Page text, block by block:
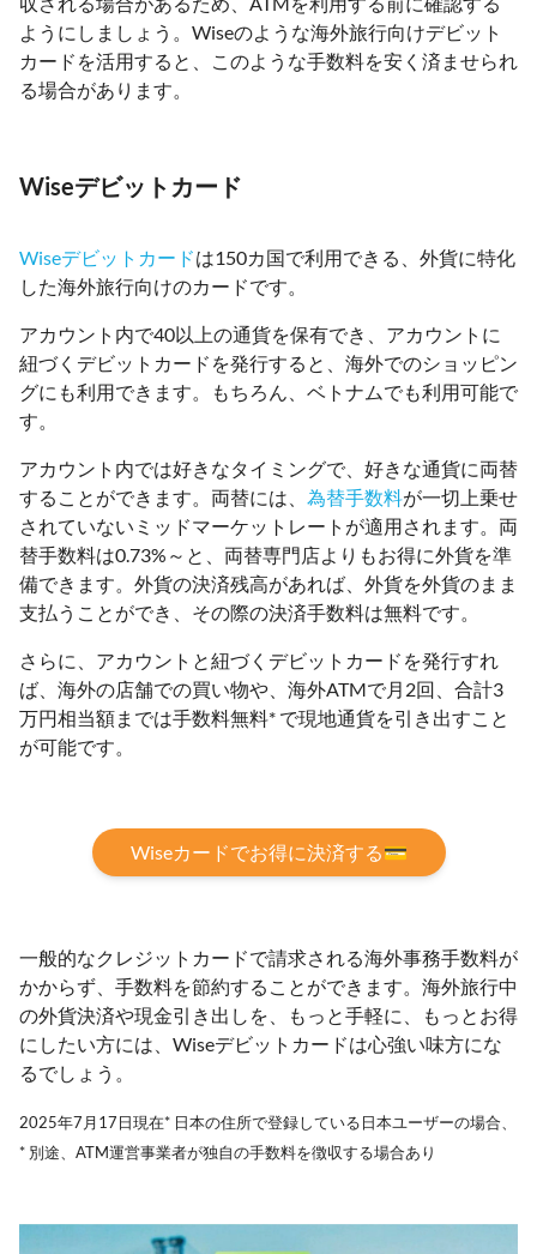
ようにしましょう。Wiseのような海外旅行向けデビット
カードを活用すると、このような手数料を安く済ませられ
る場合があります。
Wiseデビットカード
Wiseデビットカードは150カ国で利用できる、外貨に特化
した海外旅行向けのカードです。
アカウント内で40以上の通貨を保有でき、アカウントに
紐づくデビットカードを発行すると、海外でのショッピン
グにも利用できます。もちろん、ベトナムでも利用可能で
す。
アカウント内では好きなタイミングで、好きな通貨に両替
することができます。両替には、 為替手数料が一切上乗せ
されていないミッドマーケットレートが適用されます。両
替手数料は0.73%～と、両替専門店よりもお得に外貨を準
備できます。外貨の決済残高があれば、外貨を外貨のまま
支払うことができ、その際の決済手数料は無料です。
さらに、アカウントと紐づくデビットカードを発行すれ
ば、海外の店舗での買い物や、海外ATMで月2回、合計3
万円相当額までは手数料無料* で現地通貨を引き出すこと
が可能です。
Wiseカードでお得に決済する💳
一般的なクレジットカードで請求される海外事務手数料が
かからず、手数料を節約することができます。海外旅行中
の外貨決済や現金引き出しを、もっと手軽に、もっとお得
にしたい方には、Wiseデビットカードは心強い味方にな
るでしょう。
2025年7月17日現在* 日本の住所で登録している日本ユーザーの場合、
* 別途、ATM運営事業者が独自の手数料を徴収する場合あり